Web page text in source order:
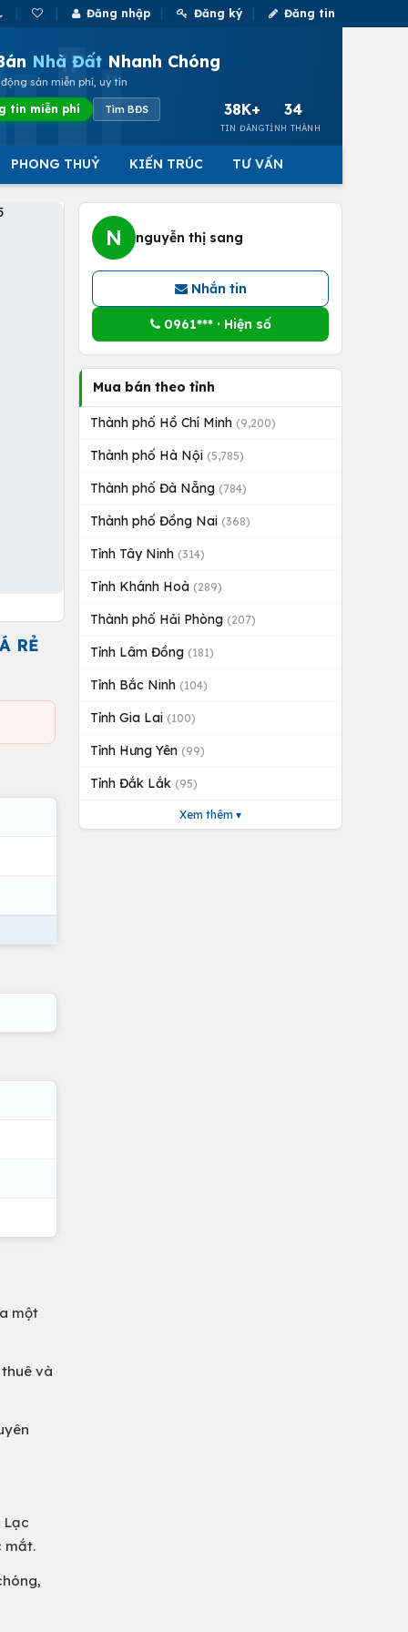
Đăng nhập Đăng ký Đăng tin
Nhà Đất Nhanh Chóng
sản miễn phí, uy tín
tin miễn phí Tìm BĐS 38K+
TIN ĐĂNG
34
TỈNH THÀNH
PHONG THUỶ KIẾN TRÚC TƯ VẤN
RẺ
một
và
Lạc
mắt.
N nguyễn thị sang
Nhắn tin
0961*** · Hiện số
Mua bán theo tỉnh
Thành phố Hồ Chí Minh (9,200)
Thành phố Hà Nội (5,785)
Thành phố Đà Nẵng (784)
Thành phố Đồng Nai (368)
Tỉnh Tây Ninh (314)
Tỉnh Khánh Hoà (289)
Thành phố Hải Phòng (207)
Tỉnh Lâm Đồng (181)
Tỉnh Bắc Ninh (104)
Tỉnh Gia Lai (100)
Tỉnh Hưng Yên (99)
Tỉnh Đắk Lắk (95)
Xem thêm ▾